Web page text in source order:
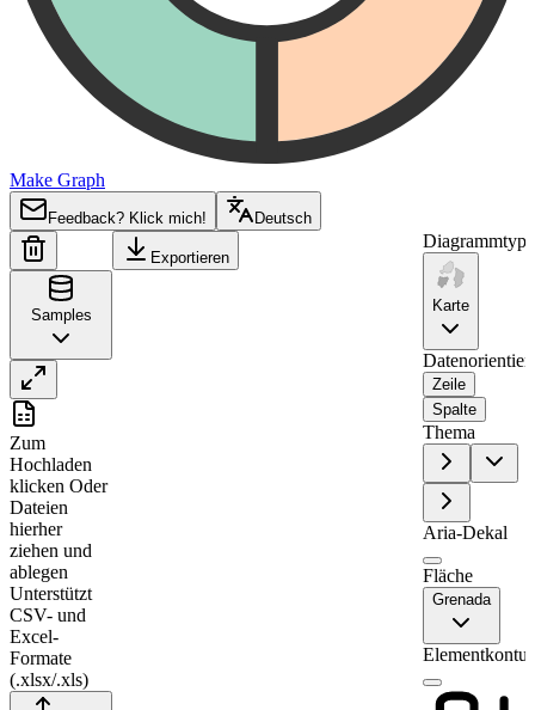
Make Graph
Feedback? Klick mich! Deutsch
Samples
Saint George
Saint Andrew
Saint Patrick
Saint Mark
Carriacou and Petite Martinique
1
2
3
4
5
6
7
8
Zum
Hochladen
klicken Oder
Dateien
hierher
ziehen und
ablegen
Unterstützt
CSV- und
Excel-
Formate
(.xlsx/.xls)
Exportieren
Diagrammtyp
Karte
Zeile
Spalte
Thema
Aria-Dekal
Fläche
Grenada
Elementkontur